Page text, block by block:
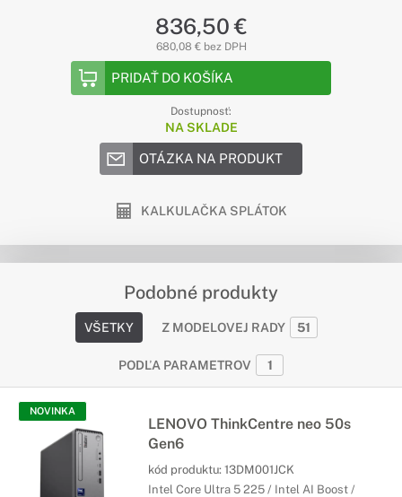
836,50 €
680,08 € bez DPH
PRIDAŤ DO KOŠÍKA
Dostupnosť:
NA SKLADE
OTÁZKA NA PRODUKT
KALKULAČKA SPLÁTOK
Podobné produkty
VŠETKY Z MODELOVEJ RADY 51
PODĽA PARAMETROV 1
NOVINKA
LENOVO ThinkCentre neo 50s
Gen6
kód produktu: 13DM001JCK
Intel Core Ultra 5 225 / Intel AI Boost /